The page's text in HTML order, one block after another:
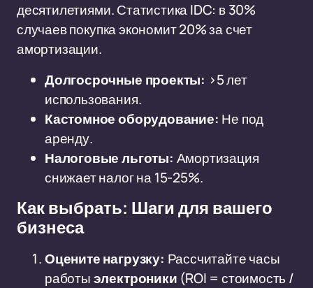
десятилетиями. Статистика IDC: в 30%
случаев покупка экономит 20% за счет
амортизации.
Долгосрочные проекты: >5 лет
использования.
Кастомное оборудование: Не под
аренду.
Налоговые льготы: Амортизация
снижает налог на 15-25%.
Как выбрать: Шаги для вашего
бизнеса
Оцените нагрузку: Рассчитайте часы
работыэлектроники (ROI = стоимость /